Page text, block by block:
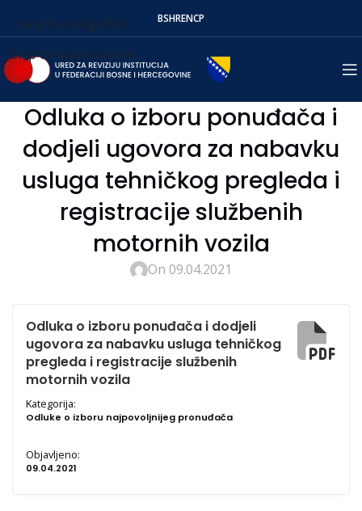
Skip to navigation
Skip to main content
BSHRENСР
Odluka o izboru ponuđača i
dodjeli ugovora za nabavku
usluga tehničkog pregleda i
registracije službenih
motornih vozila
On 09.04.2021
Odluka o izboru ponuđača i dodjeli
ugovora za nabavku usluga tehničkog
pregleda i registracije službenih
motornih vozila
Kategorija:
Odluke o izboru najpovoljnijeg pronuđača
Objavljeno:
09.04.2021